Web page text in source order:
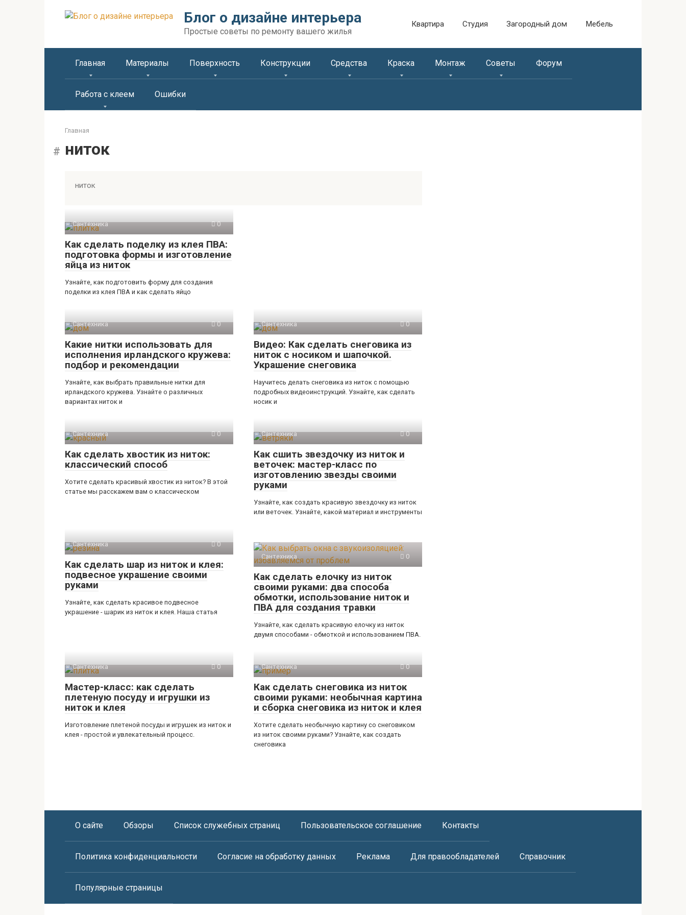
Блог о дизайне интерьера
Простые советы по ремонту вашего жилья
Квартира Студия Загородный дом Мебель
Главная Материалы Поверхность Конструкции Средства Краска Монтаж Советы Форум
Работа с клеем Ошибки
Главная
ниток
ниток
Сантехника 0
Как сделать поделку из клея ПВА:
подготовка формы и изготовление
яйца из ниток
Узнайте, как подготовить форму для создания
поделки из клея ПВА и как сделать яйцо
Сантехника 0
Какие нитки использовать для
исполнения ирландского кружева:
подбор и рекомендации
Узнайте, как выбрать правильные нитки для
ирландского кружева. Узнайте о различных
вариантах ниток и
Сантехника 0
Видео: Как сделать снеговика из
ниток с носиком и шапочкой.
Украшение снеговика
Научитесь делать снеговика из ниток с помощью
подробных видеоинструкций. Узнайте, как сделать
носик и
Сантехника 0
Как сделать хвостик из ниток:
классический способ
Хотите сделать красивый хвостик из ниток? В этой
статье мы расскажем вам о классическом
Сантехника 0
Как сшить звездочку из ниток и
веточек: мастер-класс по
изготовлению звезды своими
руками
Узнайте, как создать красивую звездочку из ниток
или веточек. Узнайте, какой материал и инструменты
Сантехника 0
Как сделать шар из ниток и клея:
подвесное украшение своими
руками
Узнайте, как сделать красивое подвесное
украшение - шарик из ниток и клея. Наша статья
Сантехника 0
Как сделать елочку из ниток
своими руками: два способа
обмотки, использование ниток и
ПВА для создания травки
Узнайте, как сделать красивую елочку из ниток
двумя способами - обмоткой и использованием ПВА.
Сантехника 0
Мастер-класс: как сделать
плетеную посуду и игрушки из
ниток и клея
Изготовление плетеной посуды и игрушек из ниток и
клея - простой и увлекательный процесс.
Сантехника 0
Как сделать снеговика из ниток
своими руками: необычная картина
и сборка снеговика из ниток и клея
Хотите сделать необычную картину со снеговиком
из ниток своими руками? Узнайте, как создать
снеговика
О сайте Обзоры Список служебных страниц Пользовательское соглашение Контакты
Политика конфиденциальности Согласие на обработку данных Реклама Для правообладателей Справочник
Популярные страницы